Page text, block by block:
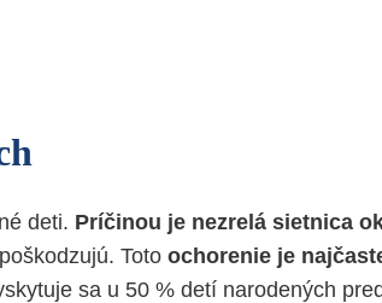
deti. Príčinou je nezrelá sietnica
Toto ochorenie je
sa u 50 % detí narodených